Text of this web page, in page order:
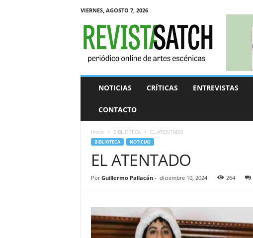
VIERNES, AGOSTO 7, 2026
NOTICIAS CRÍTICAS ENTREVISTAS
CONTACTO
Inicio BIBLIOTECA EL ATENTADO
BIBLIOTECA NOTICIAS
EL ATENTADO
Por Guillermo Pallacán- diciembre 10, 2024 264